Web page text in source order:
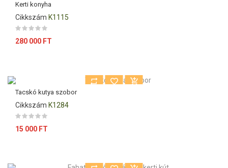
Kerti konyha
Cikkszám K1115
Ár
280 000 FT
Tacskó kutya szobor
Cikkszám K1284
Ár
15 000 FT